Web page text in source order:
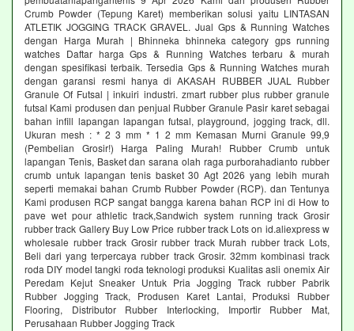
Crumb Powder (Tepung Karet) memberikan solusi yaitu LINTASAN
ATLETIK JOGGING TRACK GRAVEL. Jual Gps & Running Watches
dengan Harga Murah | Bhinneka bhinneka category gps running
watches Daftar harga Gps & Running Watches terbaru & murah
dengan spesifikasi terbaik. Tersedia Gps & Running Watches murah
dengan garansi resmi hanya di AKASAH RUBBER JUAL Rubber
Granule Of Futsal | inkuiri industri. zmart rubber plus rubber granule
futsal Kami produsen dan penjual Rubber Granule Pasir karet sebagai
bahan infill lapangan lapangan futsal, playground, jogging track, dll.
Ukuran mesh : * 2 3 mm * 1 2 mm Kemasan Murni Granule 99,9
(Pembelian Grosir!) Harga Paling Murah! Rubber Crumb untuk
lapangan Tenis, Basket dan sarana olah raga purborahadianto rubber
crumb untuk lapangan tenis basket 30 Agt 2026 yang lebih murah
seperti memakai bahan Crumb Rubber Powder (RCP). dan Tentunya
Kami produsen RCP sangat bangga karena bahan RCP ini di How to
pave wet pour athletic track,Sandwich system running track Grosir
rubber track Gallery Buy Low Price rubber track Lots on id.aliexpress w
wholesale rubber track Grosir rubber track Murah rubber track Lots,
Beli dari yang terpercaya rubber track Grosir. 32mm kombinasi track
roda DIY model tangki roda teknologi produksi Kualitas asli onemix Air
Peredam Kejut Sneaker Untuk Pria Jogging Track rubber Pabrik
Rubber Jogging Track, Produsen Karet Lantai, Produksi Rubber
Flooring, Distributor Rubber Interlocking, Importir Rubber Mat,
Perusahaan Rubber Jogging Track